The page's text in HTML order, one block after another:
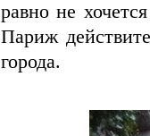
равно не
Париж
города.